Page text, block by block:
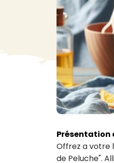
Présentation
Offrez a votre
de Peluche".